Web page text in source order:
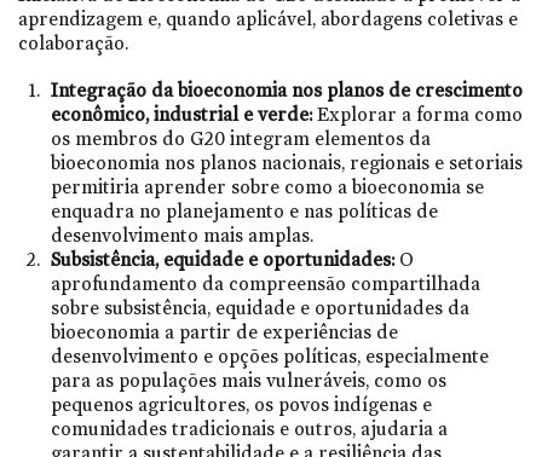
aprendizagem e, quando aplicável, abordagens coletivas e
colaboração.
Integração da bioeconomia nos planos de crescimento
econômico, industrial e verde:Explorar a forma como
os membros do G20 integram elementos da
bioeconomia nos planos nacionais, regionais e setoriais
permitiria aprender sobre como a bioeconomia se
enquadra no planejamento e nas políticas de
desenvolvimento mais amplas.
Subsistência, equidade e oportunidades:O
aprofundamento da compreensão compartilhada
sobre subsistência, equidade e oportunidades da
bioeconomia a partir de experiências de
desenvolvimento e opções políticas, especialmente
para as populações mais vulneráveis, como os
pequenos agricultores, os povos indígenas e
comunidades tradicionais e outros, ajudaria a